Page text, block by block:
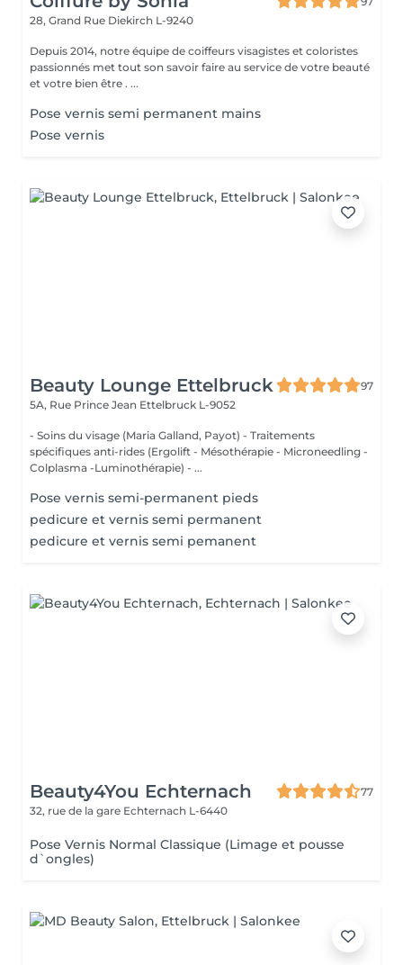
28, Grand Rue Diekirch L-9240
Depuis 2014, notre équipe de coiffeurs visagistes et coloristes
passionnés met tout son savoir faire au service de votre beauté
et votre bien être . ...
Pose vernis semi permanent mains
Pose vernis
Beauty Lounge Ettelbruck
97
5A, Rue Prince Jean Ettelbruck L-9052
- Soins du visage (Maria Galland, Payot) - Traitements
spécifiques anti-rides (Ergolift - Mésothérapie - Microneedling -
Colplasma -Luminothérapie) - ...
Pose vernis semi-permanent pieds
pedicure et vernis semi permanent
pedicure et vernis semi pemanent
Beauty4You Echternach
77
32, rue de la gare Echternach L-6440
Pose Vernis Normal Classique (Limage et pousse
d`ongles)